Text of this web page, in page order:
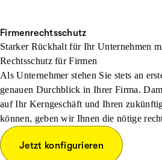
Firmenrechtsschutz
Starker Rückhalt für Ihr Unternehmen
Rechtsschutz für Firmen
Als Unternehmer stehen Sie stets an
genauen Durchblick in Ihrer Firma.
auf Ihr Kerngeschäft und Ihren
können, geben wir Ihnen die nötige
Jetzt konfigurieren